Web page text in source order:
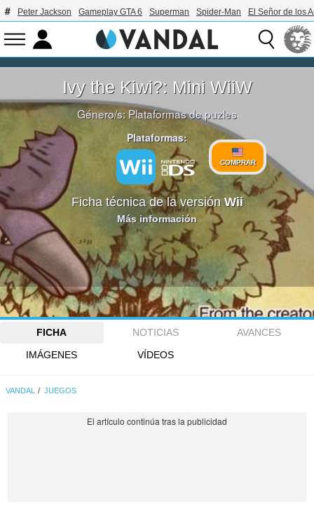
Peter Jackson Gameplay GTA 6 Superman Spider-Man El Señor de los
Ivy the Kiwi?: Mini WiiW
Género/s: Plataformas de puzles
Plataformas:
COMPRAR
Ficha técnica de la versión Wii
Más información
FICHA NOTICIAS
AVANCES
IMÁGENES
VÍDEOS
VANDAL JUEGOS